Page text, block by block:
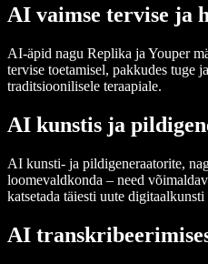
AI vaimse tervise ja
AI-äpid nagu Replika ja Youper
tervise toetamisel, pakkudes tuge
traditsioonilisele teraapiale.
AI kunstis ja
AI kunsti- ja pildigeneraatorite,
loomevaldkonda – need
katsetada täiesti uute digitaalkunsti
AI